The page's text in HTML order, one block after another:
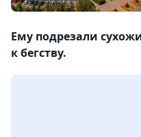
Ему подрезали
к бегству.